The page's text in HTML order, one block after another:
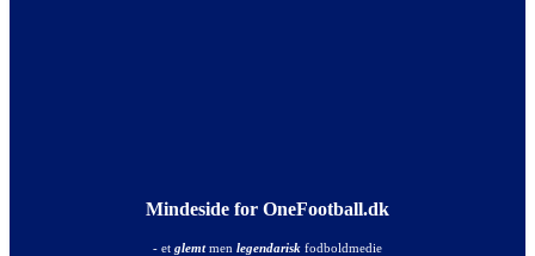
Mindeside for OneFootball.dk
- et glemtmen legendarisk fodboldmedie